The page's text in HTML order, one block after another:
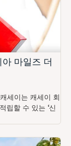
마일즈 더
세이는 캐세이 회
립할 수 있는 ‘신